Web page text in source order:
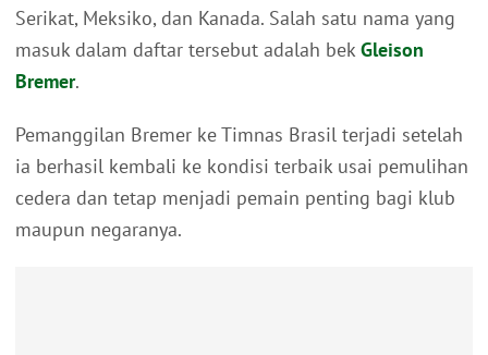
Serikat, Meksiko, dan Kanada. Salah satu nama yang
masuk dalam daftar tersebut adalah bek Gleison
Bremer.
Pemanggilan Bremer ke Timnas Brasil terjadi setelah
ia berhasil kembali ke kondisi terbaik usai pemulihan
cedera dan tetap menjadi pemain penting bagi klub
maupun negaranya.